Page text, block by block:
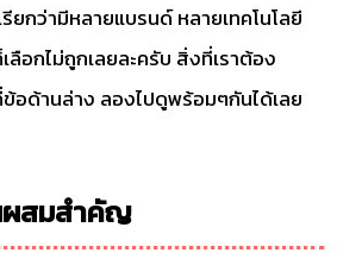
ยกว่ามีหลายแบรนด์ หลายเทคโนโลยี
อกไม่ถูกเลยละครับ สิ่งที่เราต้อง
อด้านล่าง ลองไปดูพร้อมๆกันได้เลย
ผสมสำคัญ